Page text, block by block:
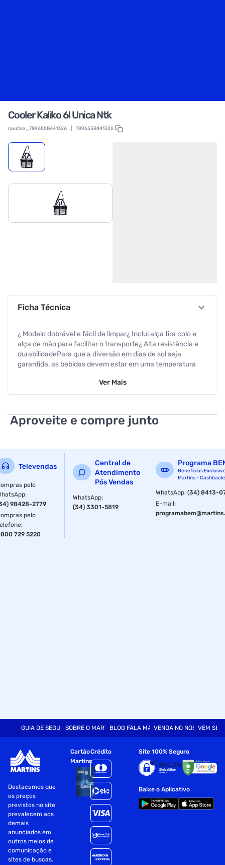
Cooler Kaliko 6l Unica Ntk
nautika_7896558441326 7896558441326
Ficha Técnica
¿ Modelo dobrável e fácil de limpar¿ Inclui alça tira colo e
alça de mão para facilitar o transporte¿ Alta resistência e
durabilidadePara que a diversão em dias de sol seja
garantida, as bebidas devem estar em uma temperatura
uma bolsa térmica que você poderá levar consigo aonde
sol, ela impede que estraguem ou que esquentem.Modelo
dobrável, fácil de guardar e de limpar, a bolsa térmica Kaliko
cor prateada!Informações gerais:¿ Material: Poliéster 600D
aluminizado e PEVA¿ Dimensões: 24 x 28 x 6cm¿
Capacidade: 6 litros¿ Marca: NTK
Especificações
Tamanho
Ver Mais
Aproveite e compre junto
Televendas
pelo
:
98428-2779
pelo
:
729 5220
Central de
Atendimento
Pós Vendas
WhatsApp:
(34) 3301-5819
Programa
Benefícios
Martins -
WhatsApp:(34) 8413-
E-mail:
GUIA DE SEGURANÇASOBRE O MARTINSBLOG FALA MARTVENDA NO NOSSO SITE
VEM SER
Destacamos que
os preços
previstos no site
prevalecem aos
demais
anunciados em
outros meios de
comunicação e
sites de buscas.
Cartão
Martins
Crédito Site 100% Seguro
Baixe o Aplicativo